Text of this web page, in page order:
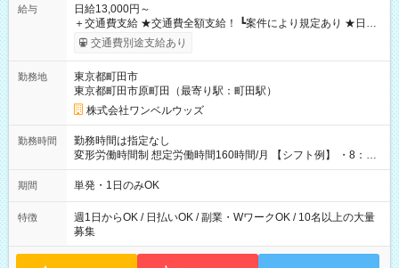
給与
日給13,000円～
＋交通費支給 ★交通費全額支給！ ┗案件により規定あり ★日払
いOK！（規定あり） ┗働いたその日に現金GET♪ お仕事後はコ
ンビニATMから 日払い分を引き落とせます！ 【試用期間】試
交通費別途支給あり
勤務地
東京都町田市
東京都町田市原町田（最寄り駅：町田駅）
株式会社ワンベルウッズ
勤務時間
勤務時間は指定なし
変形労働時間制 想定労働時間160時間/月 【シフト例】 ・8：00
～21：00
期間 単発・1日のみOK
特徴
週1日からOK / 日払いOK / 副業・WワークOK / 10名以上の大量
募集